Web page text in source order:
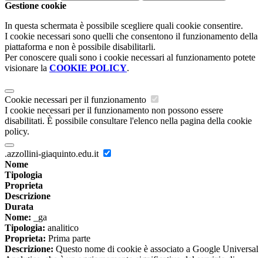
Gestione cookie
In questa schermata è possibile scegliere quali cookie consentire.
I cookie necessari sono quelli che consentono il funzionamento della
piattaforma e non è possibile disabilitarli.
Per conoscere quali sono i cookie necessari al funzionamento potete
visionare la COOKIE POLICY.
Cookie necessari per il funzionamento
I cookie necessari per il funzionamento non possono essere
disabilitati. È possibile consultare l'elenco nella pagina della cookie
policy.
.azzollini-giaquinto.edu.it
Nome
Tipologia
Proprieta
Descrizione
Durata
Nome: _ga
Tipologia: analitico
Proprieta: Prima parte
Descrizione: Questo nome di cookie è associato a Google Universal